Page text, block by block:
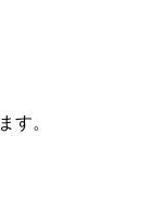
す。